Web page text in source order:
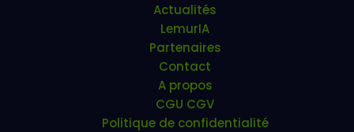
Actualités
LemurIA
Partenaires
Contact
A propos
CGU CGV
Politique de confidentialité